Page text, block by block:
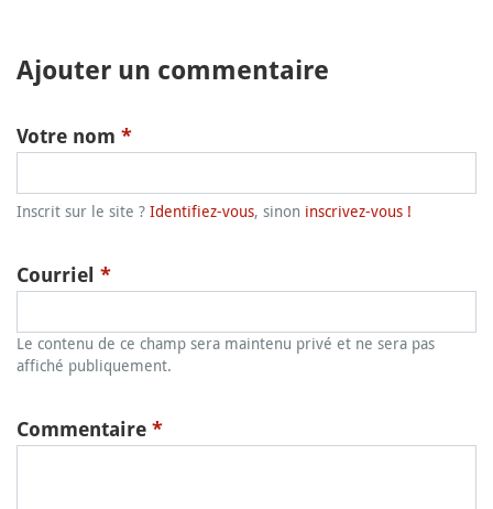
Ajouter un commentaire
Votre nom *
Inscrit sur le site ? Identifiez-vous, sinon inscrivez-vous !
Courriel *
Le contenu de ce champ sera maintenu privé et ne sera pas
affiché publiquement.
Commentaire *